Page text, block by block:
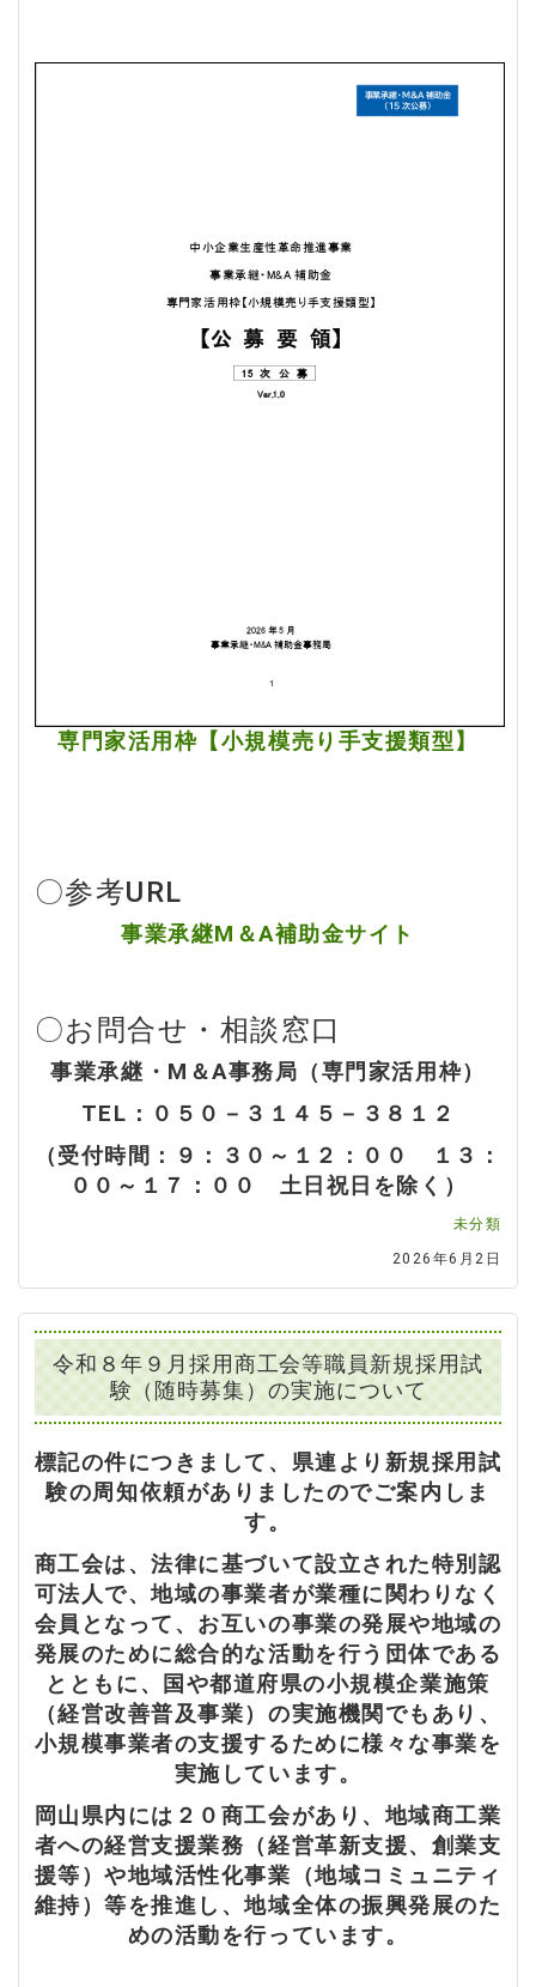
専門家活用枠【小規模売り手支援類型】
〇参考URL
事業承継M＆A補助金サイト
〇お問合せ・相談窓口
事業承継・M＆A事務局（専門家活用枠）
TEL：０５０－３１４５－３８１２
（受付時間：９：３０～１２：００ １３：
００～１７：００ 土日祝日を除く）
未分類
2026年6月2日
令和８年９月採用商工会等職員新規採用試
験（随時募集）の実施について
標記の件につきまして、県連より新規採用試
験の周知依頼がありましたのでご案内しま
す。
商工会は、法律に基づいて設立された特別認
可法人で、地域の事業者が業種に関わりなく
会員となって、お互いの事業の発展や地域の
発展のために総合的な活動を行う団体である
とともに、国や都道府県の小規模企業施策
（経営改善普及事業）の実施機関でもあり、
小規模事業者の支援するために様々な事業を
実施しています。
岡山県内には２０商工会があり、地域商工業
者への経営支援業務（経営革新支援、創業支
援等）や地域活性化事業（地域コミュニティ
維持）等を推進し、地域全体の振興発展のた
めの活動を行っています。